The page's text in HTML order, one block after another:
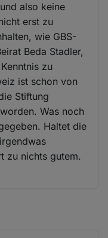
also keine
erst zu
wie GBS-
Beda Stadler,
zu
ist schon von
Stiftung
Was noch
Haltet die
zu nichts gutem.